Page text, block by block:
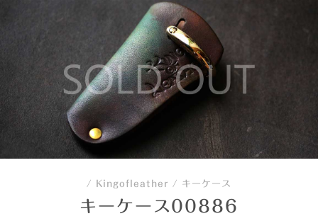
/ Kingofleather / キーケース
キーケース00886